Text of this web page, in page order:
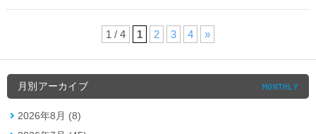
1 / 4 1 2 3 4 »
月別アーカイブ MONTHLY
2026年8月 (8)